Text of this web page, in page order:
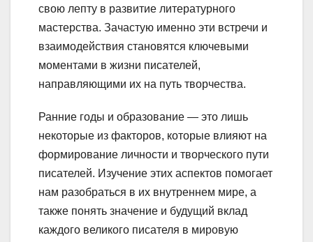
свою лепту в развитие литературного
мастерства. Зачастую именно эти встречи и
взаимодействия становятся ключевыми
моментами в жизни писателей,
направляющими их на путь творчества.
Ранние годы и образование — это лишь
некоторые из факторов, которые влияют на
формирование личности и творческого пути
писателей. Изучение этих аспектов помогает
нам разобраться в их внутреннем мире, а
также понять значение и будущий вклад
каждого великого писателя в мировую